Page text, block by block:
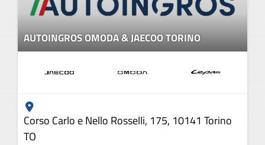
AUTOINGROS OMODA & JAECOO TORINO
Corso Carlo e Nello Rosselli, 175, 10141 Torino
TO